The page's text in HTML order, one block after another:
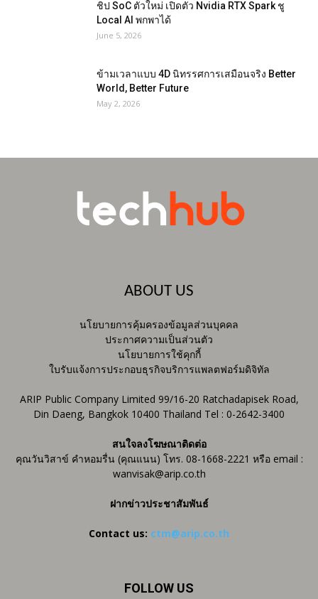
ชิป SoC ตัวใหม่ เปิดตัว Nvidia RTX Spark ชู
Local AI พกพาได้
June 5, 2026
ข้ามเวลาแบบ 4D นิทรรศการเสมือนจริง Better
World, Better Future
May 2, 2026
ABOUT US
นโยบายการคุ้มครองข้อมูลส่วนบุคคล
ประกาศความเป็นส่วนตัว
นโยบายการใช้คุกกี้
ใบรับแจ้งการประกอบธุรกิจบริการแพลตฟอร์มดิจิทัล
ARIP Public Company Limited 99/16-20 Ratchadapisek Road,
Din Daeng, Bangkok 10400 Thailand Tel : 0-2642-3400
สนใจลงโฆษณาติดต่อ
คุณวันวิสาข์ คำหอมรื่น (คุณแนน) โทร. 08-1668-2221 หรือ email :
wanvisak@arip.co.th
ฝากข่าวประชาสัมพันธ์
Contact us: ctm@arip.co.th
FOLLOW US